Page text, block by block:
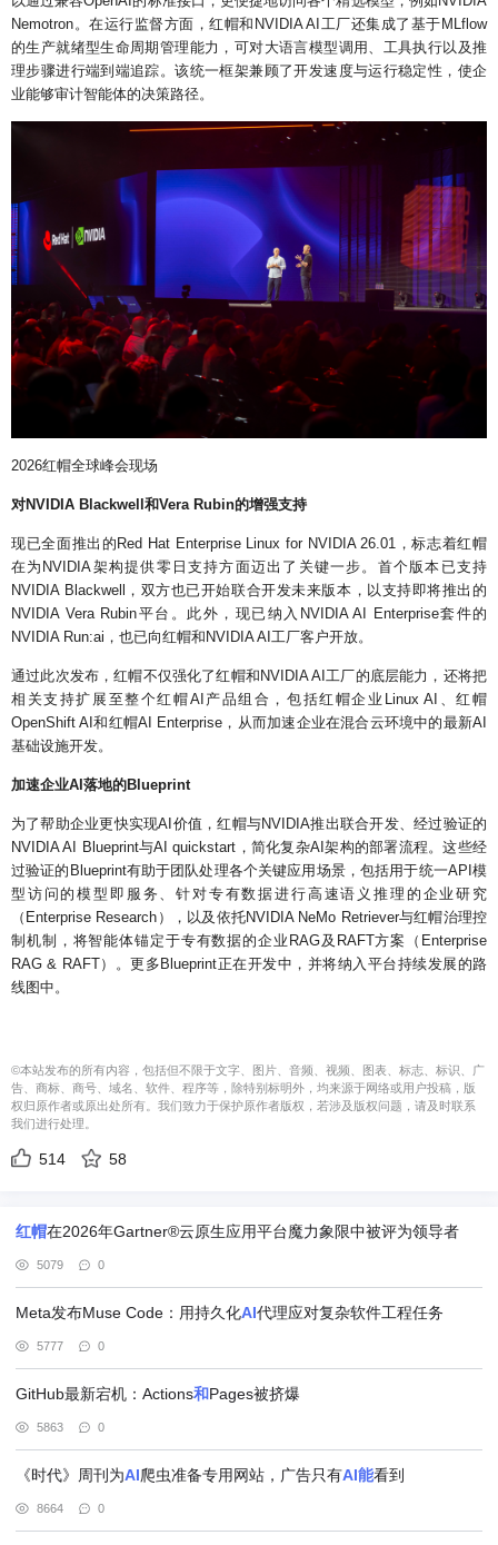
Nemotron。在运行监督方面，红帽和NVIDIA AI工厂还集成了基于MLflow
的生产就绪型生命周期管理能力，可对大语言模型调用、工具执行以及推
理步骤进行端到端追踪。该统一框架兼顾了开发速度与运行稳定性，使企
业能够审计智能体的决策路径。
2026红帽全球峰会现场
对NVIDIA Blackwell和Vera Rubin的增强支持
现已全面推出的Red Hat Enterprise Linux for NVIDIA 26.01，标志着红帽
在为NVIDIA架构提供零日支持方面迈出了关键一步。首个版本已支持
NVIDIA Blackwell，双方也已开始联合开发未来版本，以支持即将推出的
NVIDIA Vera Rubin平台。此外，现已纳入NVIDIA AI Enterprise套件的
NVIDIA Run:ai，也已向红帽和NVIDIA AI工厂客户开放。
通过此次发布，红帽不仅强化了红帽和NVIDIA AI工厂的底层能力，还将把
相关支持扩展至整个红帽AI产品组合，包括红帽企业Linux AI、红帽
OpenShift AI和红帽AI Enterprise，从而加速企业在混合云环境中的最新AI
基础设施开发。
加速企业AI落地的Blueprint
为了帮助企业更快实现AI价值，红帽与NVIDIA推出联合开发、经过验证的
NVIDIA AI Blueprint与AI quickstart，简化复杂AI架构的部署流程。这些经
过验证的Blueprint有助于团队处理各个关键应用场景，包括用于统一API模
型访问的模型即服务、针对专有数据进行高速语义推理的企业研究
（Enterprise Research），以及依托NVIDIA NeMo Retriever与红帽治理控
制机制，将智能体锚定于专有数据的企业RAG及RAFT方案（Enterprise
RAG & RAFT）。更多Blueprint正在开发中，并将纳入平台持续发展的路
线图中。
©本站发布的所有内容，包括但不限于文字、图片、音频、视频、图表、标志、标识、广
告、商标、商号、域名、软件、程序等，除特别标明外，均来源于网络或用户投稿，版
权归原作者或原出处所有。我们致力于保护原作者版权，若涉及版权问题，请及时联系
我们进行处理。
514 58
红帽在2026年Gartner®云原生应用平台魔力象限中被评为领导者
5079 0
Meta发布Muse Code：用持久化AI代理应对复杂软件工程任务
5777 0
GitHub最新宕机：Actions和Pages被挤爆
5863 0
《时代》周刊为AI爬虫准备专用网站，广告只有AI能看到
8664 0